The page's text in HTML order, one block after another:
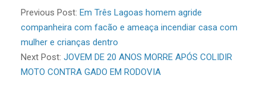
06-
23
Previous Post: Em Três Lagoas homem agride
companheira com facão e ameaça incendiar casa com
mulher e crianças dentro
Next Post: JOVEM DE 20 ANOS MORRE APÓS COLIDIR
MOTO CONTRA GADO EM RODOVIA